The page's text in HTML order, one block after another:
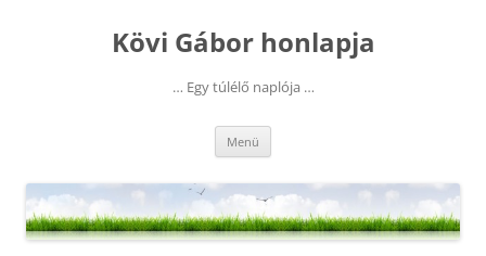
Kövi Gábor honlapja
… Egy túlélő naplója …
Menü